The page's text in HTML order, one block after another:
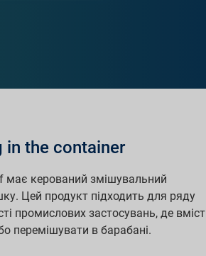
in the container
має керований змішувальний
Цей продукт підходить для ряду
промислових застосувань, де вміст
перемішувати в барабані.